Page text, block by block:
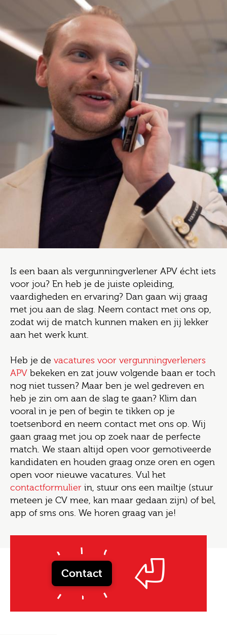
Is een baan als vergunningverlener APV écht iets
voor jou? En heb je de juiste opleiding,
vaardigheden en ervaring? Dan gaan wij graag
met jou aan de slag. Neem contact met ons op,
zodat wij de match kunnen maken en jij lekker
aan het werk kunt.
Heb je de vacatures voor vergunningverleners
APV bekeken en zat jouw volgende baan er toch
nog niet tussen? Maar ben je wel gedreven en
heb je zin om aan de slag te gaan? Klim dan
vooral in je pen of begin te tikken op je
toetsenbord en neem contact met ons op. Wij
gaan graag met jou op zoek naar de perfecte
match. We staan altijd open voor gemotiveerde
kandidaten en houden graag onze oren en ogen
open voor nieuwe vacatures. Vul het
contactformulier in, stuur ons een mailtje (stuur
meteen je CV mee, kan maar gedaan zijn) of bel,
app of sms ons. We horen graag van je!
Contact